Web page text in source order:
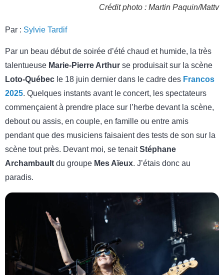
Crédit photo : Martin Paquin/Mattv
Par : Sylvie Tardif
Par un beau début de soirée d’été chaud et humide, la très
talentueuse Marie-Pierre Arthur se produisait sur la scène
Loto-Québec le 18 juin dernier dans le cadre des Francos
2025. Quelques instants avant le concert, les spectateurs
commençaient à prendre place sur l’herbe devant la scène,
debout ou assis, en couple, en famille ou entre amis
pendant que des musiciens faisaient des tests de son sur la
scène tout près. Devant moi, se tenaitStéphane
Archambault du groupe Mes Aïeux. J’étais donc au
paradis.